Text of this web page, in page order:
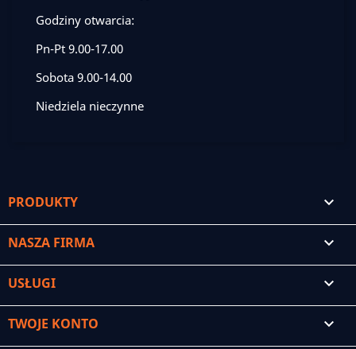
Godziny otwarcia:
Pn-Pt 9.00-17.00
Sobota 9.00-14.00
Niedziela nieczynne
PRODUKTY 
NASZA FIRMA 
USŁUGI 
TWOJE KONTO 